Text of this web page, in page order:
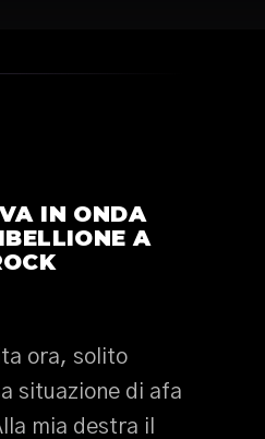
IN ONDA
A
ora, solito
situazione di afa
mia destra il